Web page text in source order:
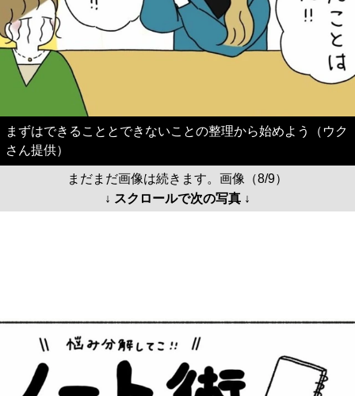
まずはできることとできないことの整理から始めよう（ウク
さん提供）
まだまだ画像は続きます。画像（8/9）
↓ スクロールで次の写真 ↓